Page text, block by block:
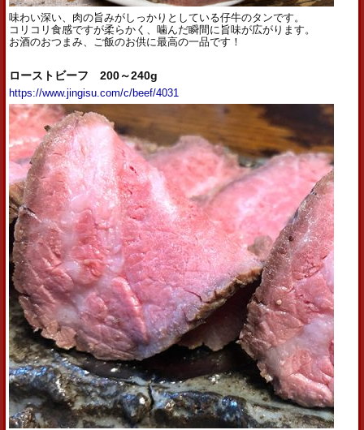
味わい深い、肉の旨みがしっかりとしている仔牛のタンです。
コリコリ食感ですが柔らかく、噛んだ瞬間に旨味が広がります。
お酒のおつまみ、ご飯のお供に最高の一品です！
ローストビーフ 200～240g
https://www.jingisu.com/c/beef/4031